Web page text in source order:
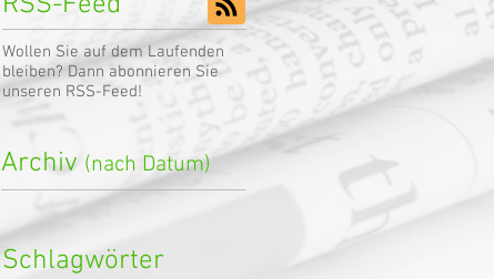
Wollen Sie auf dem Laufenden
bleiben? Dann abonnieren Sie
unseren RSS-Feed!
Archiv (nach Datum)
Schlagwörter